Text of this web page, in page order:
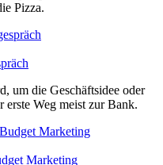
Pizza.
um die Geschäftsidee oder
Weg meist zur Bank.
Marketing